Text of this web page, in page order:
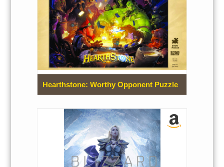
Hearthstone: Worthy Opponent Puzzle